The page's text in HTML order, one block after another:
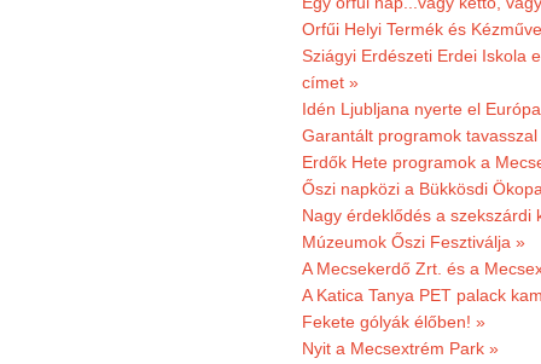
Orfűi Helyi Termék és
Sziágyi Erdészeti Erdei Iskola
címet »
Idén Ljubljana nyerte el
Garantált programok tavasszal
Erdők Hete programok a
Őszi napközi a Bükkösdi
Nagy érdeklődés a szekszárdi
Múzeumok Őszi Fesztiválja »
A Mecsekerdő Zrt. és a
A Katica Tanya PET palack
Fekete gólyák élőben! »
Nyit a Mecsextrém Park »